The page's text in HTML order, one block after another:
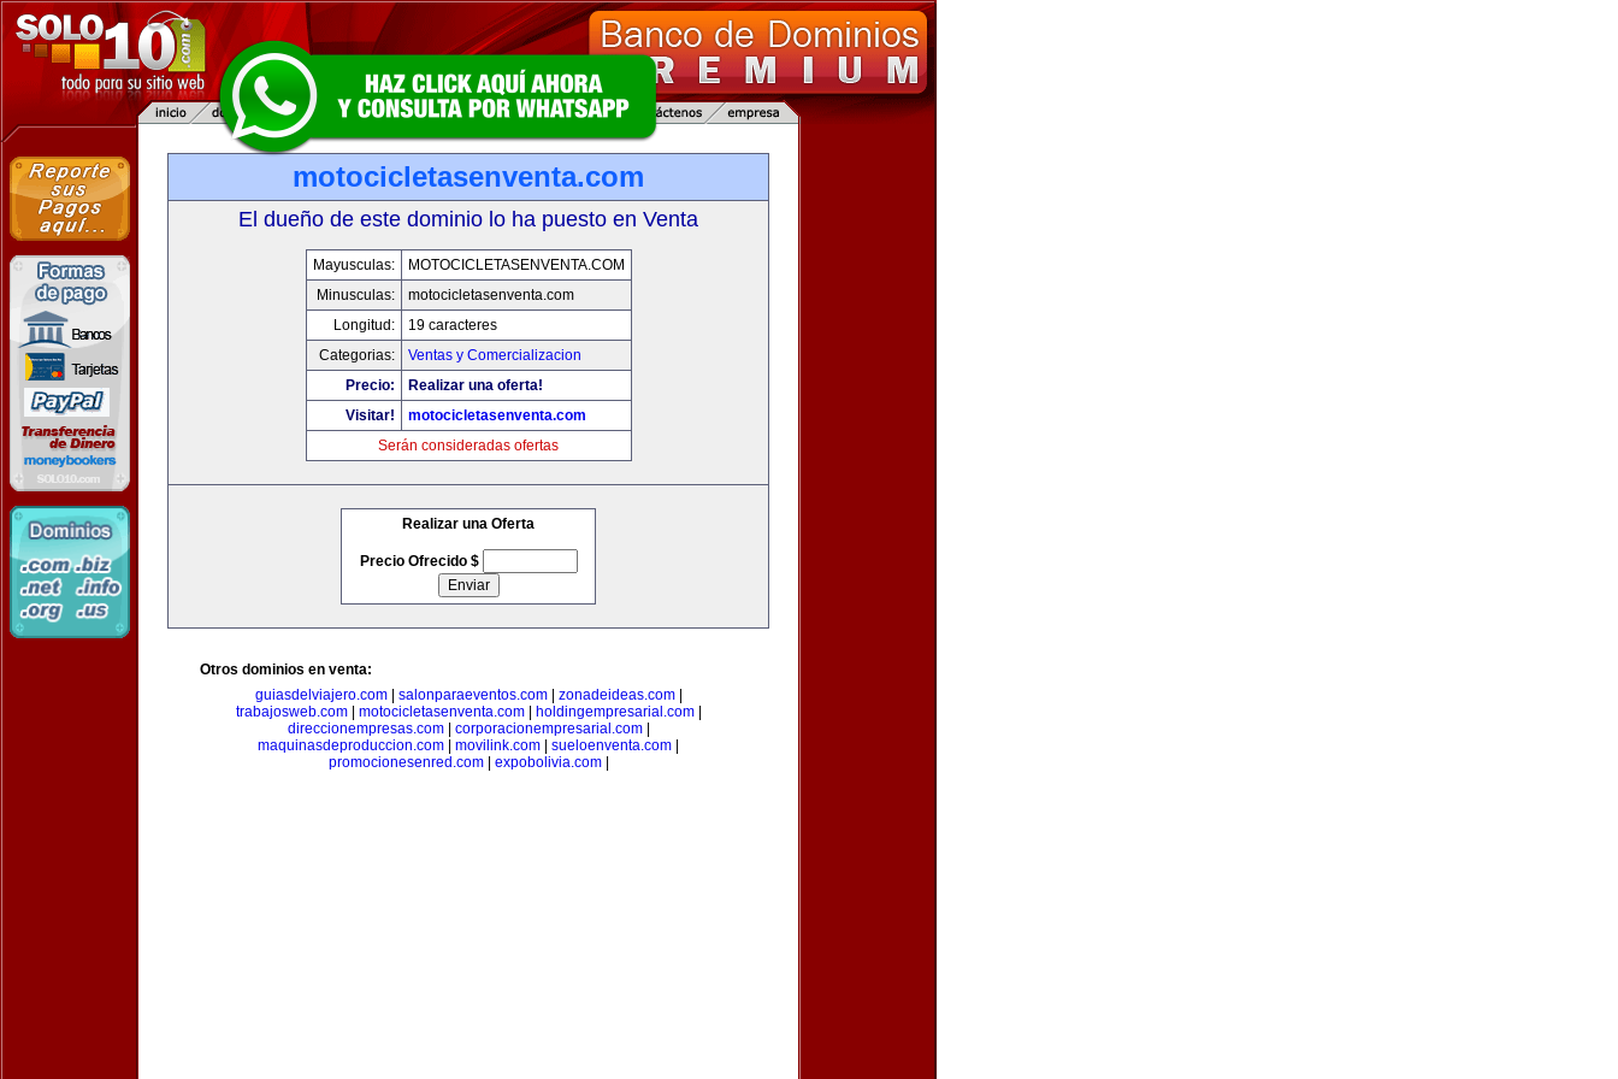
motocicletasenventa.com
El dueño de este dominio lo ha puesto en Venta
Mayusculas:
MOTOCICLETASENVENTA.COM
Minusculas:
motocicletasenventa.com
Longitud:
19 caracteres
Categorias:
Ventas y Comercializacion
Precio:
Realizar una oferta!
Visitar!
motocicletasenventa.com
Serán consideradas ofertas
Realizar una Oferta
Precio Ofrecido $
Otros dominios en venta:
guiasdelviajero.com| salonparaeventos.com| zonadeideas.com|
trabajosweb.com| motocicletasenventa.com| holdingempresarial.com|
direccionempresas.com| corporacionempresarial.com|
maquinasdeproduccion.com
movilink.com sueloenventa.com
promocionesenred.com| expobolivia.com|